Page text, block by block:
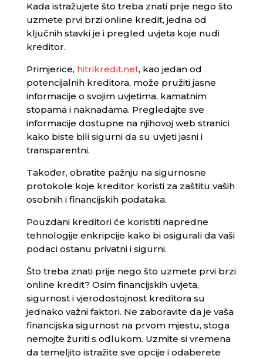
Kada istražujete što treba znati prije nego što
uzmete prvi brzi online kredit, jedna od
ključnih stavki je i pregled uvjeta koje nudi
kreditor.
Primjerice, hitrikredit.net, kao jedan od
potencijalnih kreditora, može pružiti jasne
informacije o svojim uvjetima, kamatnim
stopama i naknadama. Pregledajte sve
informacije dostupne na njihovoj web stranici
kako biste bili sigurni da su uvjeti jasni i
transparentni.
Također, obratite pažnju na sigurnosne
protokole koje kreditor koristi za zaštitu vaših
osobnih i financijskih podataka.
Pouzdani kreditori će koristiti napredne
tehnologije enkripcije kako bi osigurali da vaši
podaci ostanu privatni i sigurni.
Što treba znati prije nego što uzmete prvi brzi
online kredit? Osim financijskih uvjeta,
sigurnost i vjerodostojnost kreditora su
jednako važni faktori. Ne zaboravite da je vaša
financijska sigurnost na prvom mjestu, stoga
nemojte žuriti s odlukom. Uzmite si vremena
da temeljito istražite sve opcije i odaberete